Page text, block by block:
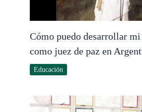
Cómo puedo desarrollar mi
como juez de paz en
Educación